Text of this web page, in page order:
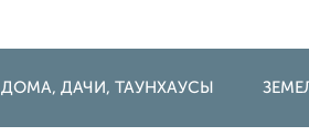
ДОМА, ДАЧИ, ТАУНХАУСЫ